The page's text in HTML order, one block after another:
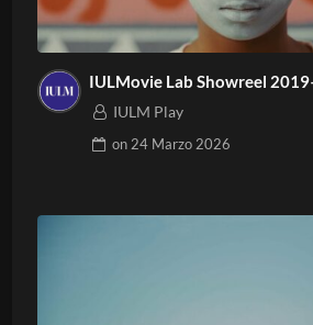
IULMovie Lab Showreel
IULM Play
on 24 Marzo 2026